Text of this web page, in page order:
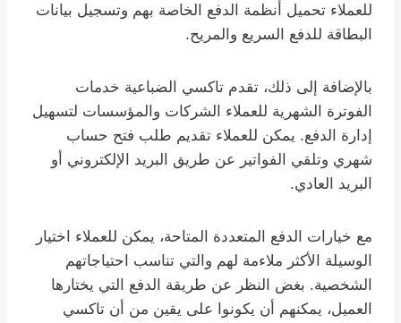
للعملاء تحميل أنظمة الدفع الخاصة بهم وتسجيل بيانات
البطاقة للدفع السريع والمريح.
بالإضافة إلى ذلك، تقدم تاكسي الضباعية خدمات
الفوترة الشهرية للعملاء الشركات والمؤسسات لتسهيل
إدارة الدفع. يمكن للعملاء تقديم طلب فتح حساب
شهري وتلقي الفواتير عن طريق البريد الإلكتروني أو
البريد العادي.
مع خيارات الدفع المتعددة المتاحة، يمكن للعملاء اختيار
الوسيلة الأكثر ملاءمة لهم والتي تناسب احتياجاتهم
الشخصية. بغض النظر عن طريقة الدفع التي يختارها
العميل، يمكنهم أن يكونوا على يقين من أن تاكسي